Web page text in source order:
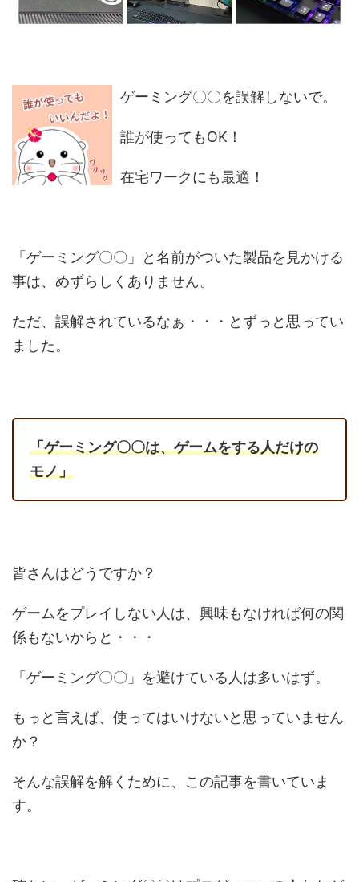
ゲーミング〇〇を誤解しないで。
誰が使ってもOK！
在宅ワークにも最適！
「ゲーミング〇〇」と名前がついた製品を見かける
事は、めずらしくありません。
ただ、誤解されているなぁ・・・とずっと思ってい
ました。
「ゲーミング〇〇は、ゲームをする人だけの
モノ」
皆さんはどうですか？
ゲームをプレイしない人は、興味もなければ何の関
係もないからと・・・
「ゲーミング〇〇」を避けている人は多いはず。
もっと言えば、使ってはいけないと思っていません
か？
そんな誤解を解くために、この記事を書いていま
す。